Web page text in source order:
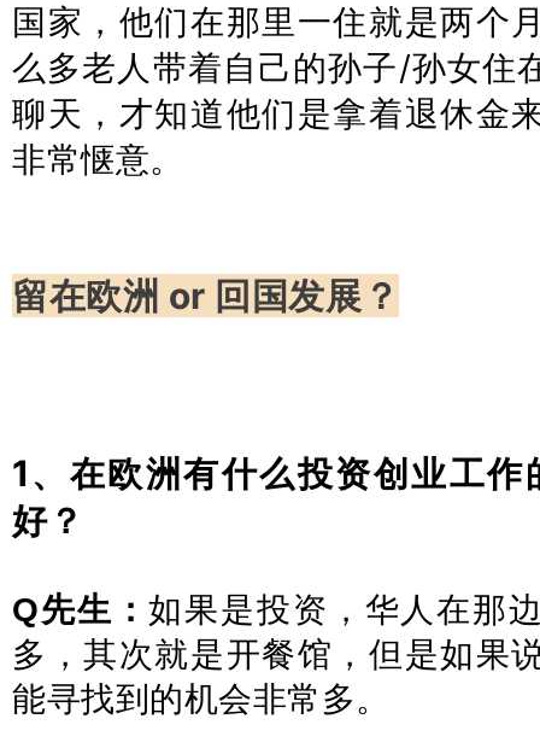
国家，他们在那里一住就是两个
么多老人带着自己的孙子/孙女住
聊天，才知道他们是拿着退休金
非常惬意。
留在欧洲 or 回国发展？
1、在欧洲有什么投资创业工
好？
Q先生：如果是投资，华人在那
多，其次就是开餐馆，但是如果
能寻找到的机会非常多。